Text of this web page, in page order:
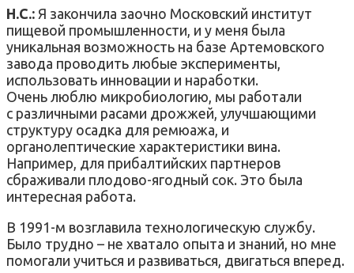
Н.С.: Я закончила заочно Московский институт
пищевой промышленности, и у меня была
уникальная возможность на базе Артемовского
завода проводить любые эксперименты,
использовать инновации и наработки.
Очень люблю микробиологию, мы работали
с различными расами дрожжей, улучшающими
структуру осадка для ремюажа, и
органолептические характеристики вина.
Например, для прибалтийских партнеров
сбраживали плодово-ягодный сок. Это была
интересная работа.
В 1991-м возглавила технологическую службу.
Было трудно – не хватало опыта и знаний, но мне
помогали учиться и развиваться, двигаться вперед.